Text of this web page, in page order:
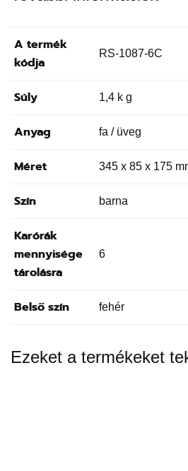
A termék
kódja
RS-1087-6C
Súly 1,4 k g
Anyag fa / üveg
Méret 345 x 85 x 175
Szín barna
Karórák
mennyisége
tárolásra
6
Belső szín fehér
Ezeket a termékeket